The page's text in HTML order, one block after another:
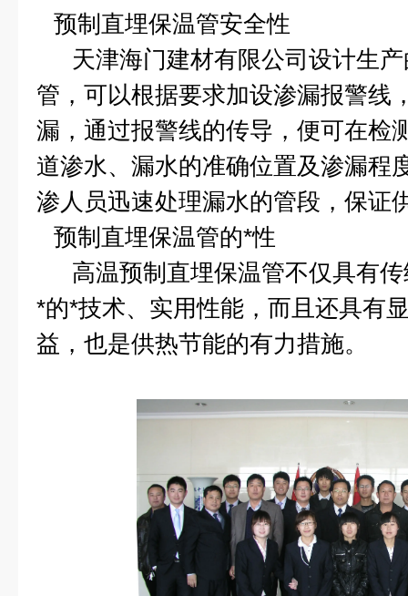
预制直埋保温管安全性
天津海门建材有限公司设计生
管，可以根据要求加设渗漏报警线
漏，通过报警线的传导，便可在检
道渗水、漏水的准确位置及渗漏程
渗人员迅速处理漏水的管段，保证
预制直埋保温管的*性
高温预制直埋保温管不仅具有
*的*技术、实用性能，而且还具有
益，也是供热节能的有力措施。